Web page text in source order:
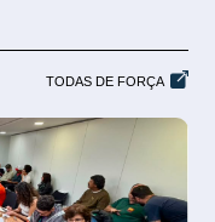
TODAS DE FORÇA